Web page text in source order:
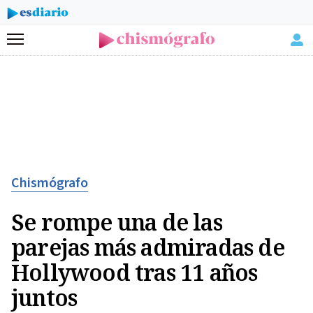
Menú
Chismógrafo
Se rompe una de las
parejas más admiradas de
Hollywood tras 11 años
juntos